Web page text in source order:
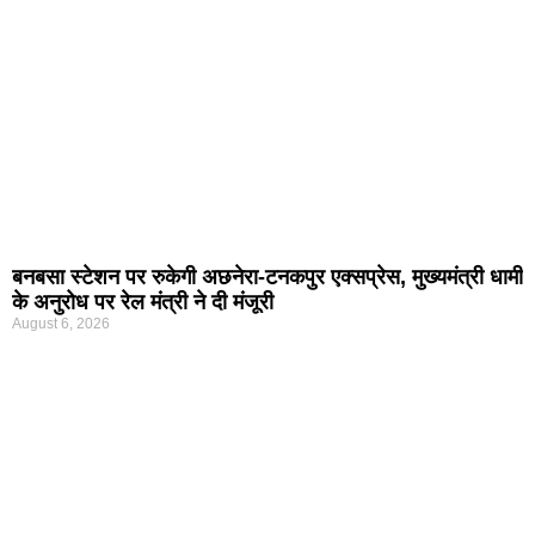
बनबसा स्टेशन पर रुकेगी अछनेरा-टनकपुर एक्सप्रेस, मुख्यमंत्री धामी
के अनुरोध पर रेल मंत्री ने दी मंजूरी
August 6, 2026